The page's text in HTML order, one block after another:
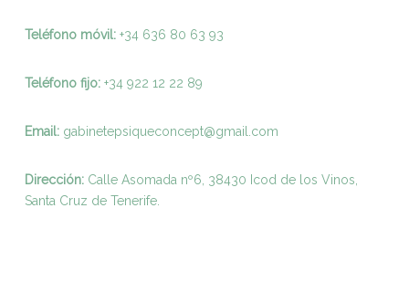
Teléfono móvil: +34 636 80 63 93
Teléfono fijo:+34 922 12 22 89
Email: gabinetepsiqueconcept@gmail.com
Dirección:Calle Asomada nº6, 38430 Icod de los Vinos,
Santa Cruz de Tenerife.